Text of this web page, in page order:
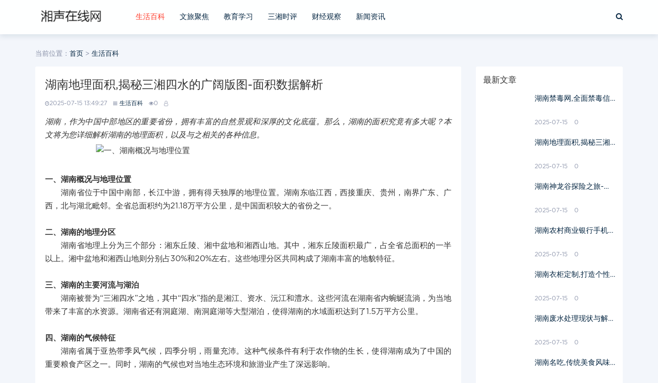
生活百科 文旅聚焦 教育学习 三湘时评 财经观察 新闻资讯
当前位置： 首页 > 生活百科
湖南地理面积,揭秘三湘四水的广阔版图-面积数据解析
2025-07-15 13:49:27 生活百科 0
湖南，作为中国中部地区的重要省份，拥有丰富的自然景观和深厚的文化底蕴。那么，湖南的面积究竟有多大呢？本
文将为您详细解析湖南的地理面积，以及与之相关的各种信息。
一、湖南概况与地理位置
湖南省位于中国中南部，长江中游，拥有得天独厚的地理位置。湖南东临江西，西接重庆、贵州，南界广东、广
西，北与湖北毗邻。全省总面积约为21.18万平方公里，是中国面积较大的省份之一。
二、湖南的地理分区
湖南省地理上分为三个部分：湘东丘陵、湘中盆地和湘西山地。其中，湘东丘陵面积最广，占全省总面积的一半
以上。湘中盆地和湘西山地则分别占30%和20%左右。这些地理分区共同构成了湖南丰富的地貌特征。
三、湖南的主要河流与湖泊
湖南被誉为“三湘四水”之地，其中“四水”指的是湘江、资水、沅江和澧水。这些河流在湖南省内蜿蜒流淌，为当地
带来了丰富的水资源。湖南省还有洞庭湖、南洞庭湖等大型湖泊，使得湖南的水域面积达到了1.5万平方公里。
四、湖南的气候特征
湖南省属于亚热带季风气候，四季分明，雨量充沛。这种气候条件有利于农作物的生长，使得湖南成为了中国的
重要粮食产区之一。同时，湖南的气候也对当地生态环境和旅游业产生了深远影响。
最新文章
湖南禁毒网,全面禁毒信
社会
2025-07-15 0
湖南地理面积,揭秘三湘
据解析
2025-07-15 0
湖南神龙谷探险之旅-自
合
2025-07-15 0
湖南农村商业银行手机银
案解析
2025-07-15 0
湖南衣柜定制,打造个性
技巧解析
2025-07-15 0
湖南废水处理现状与解决
2025-07-15 0
湖南名吃,传统美食风味-